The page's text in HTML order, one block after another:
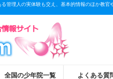
管理人の実体験も交え、基本的情報のほか教
全国の少年院一覧 よくある質